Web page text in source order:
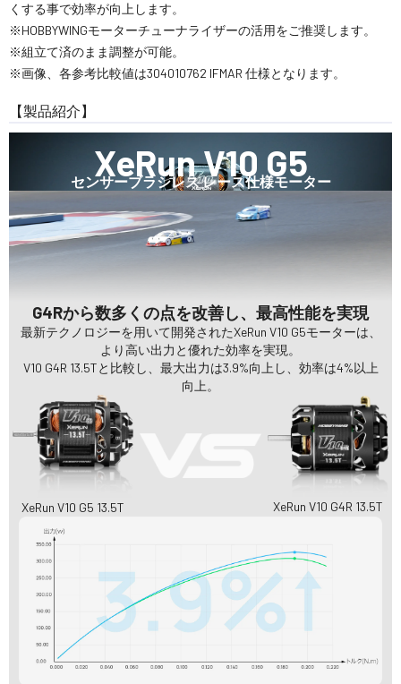
くする事で効率が向上します。
※HOBBYWINGモーターチューナライザーの活用をご推奨します。
※組立て済のまま調整が可能。
※画像、各参考比較値は304010762 IFMAR 仕様となります。
【製品紹介】
XeRun V10 G5
センサーブラシレス レース仕様モーター
G4Rから数多くの点を改善し、最高性能を実現
最新テクノロジーを用いて開発されたXeRun V10 G5モーターは、
より高い出力と優れた効率を実現。
V10 G4R 13.5Tと比較し、最大出力は3.9%向上し、効率は4%以上
向上。
XeRun V10 G5 13.5T XeRun V10 G4R 13.5T